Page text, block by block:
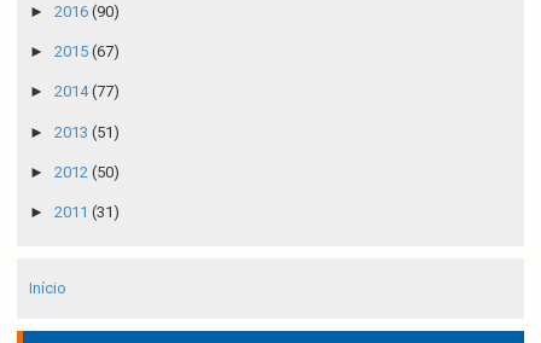
► 2016 (90)
► 2015 (67)
► 2014(77)
► 2013 (51)
► 2012 (50)
► 2011 (31)
Início